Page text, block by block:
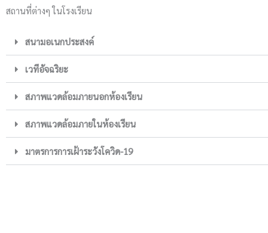
สถานที่ต่างๆ ในโรงเรียน
สนามอเนกประสงค์
เวทีอัจฉริยะ
สภาพแวดล้อมภายนอกห้องเรียน
สภาพแวดล้อมภายในห้องเรียน
มาตรการการเฝ้าระวังโควิด-19